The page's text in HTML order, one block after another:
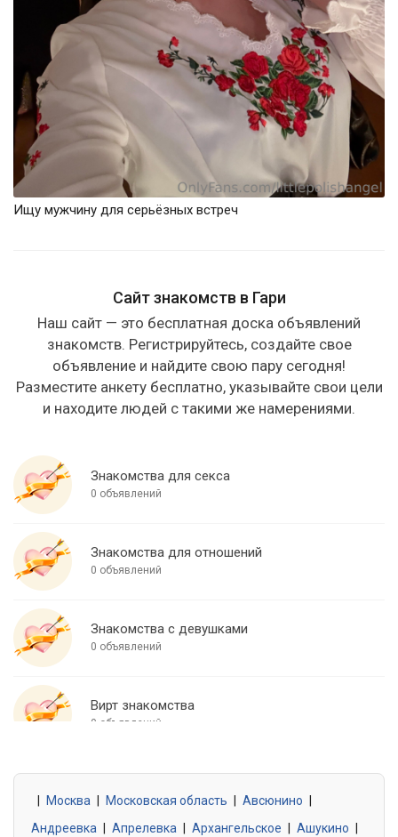
Ищу мужчину для серьёзных встреч
Сайт знакомств в Гари
Наш сайт — это бесплатная доска объявлений
знакомств. Регистрируйтесь, создайте свое
объявление и найдите свою пару сегодня!
Разместите анкету бесплатно, указывайте свои цели
и находите людей с такими же намерениями.
Знакомства для секса
0 объявлений
Знакомства для отношений
0 объявлений
Знакомства с девушками
0 объявлений
Вирт знакомства
0 объявлений
0 объявлений
Москва Московская область Авсюнино
Андреевка
Апрелевка Архангельское Ашукино